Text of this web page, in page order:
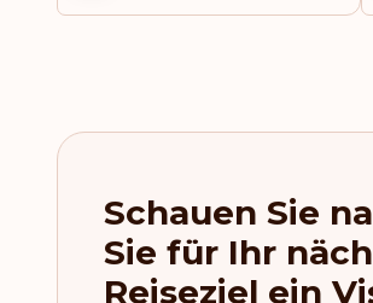
Italien
Kolumbien
Kosovo
Schauen Sie
Sie für Ihr
Reiseziel ein